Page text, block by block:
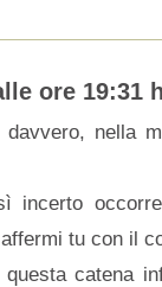
ore 19:31
nella
incerto
tu con il
catena